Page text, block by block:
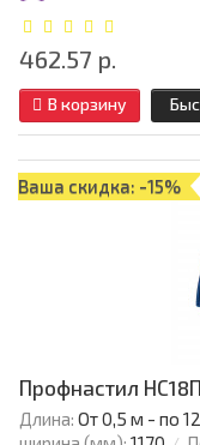
462.57 р.
В корзину
Ваша скидка: -15%
Профнастил
Длина: От 0,5 м - по